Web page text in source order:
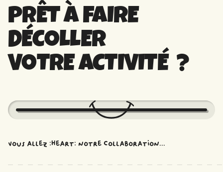
PRÊT À FAIRE
DÉCOLLER
VOTRE ACTIVITÉ ?
Vous allez :heart: notre collaboration...